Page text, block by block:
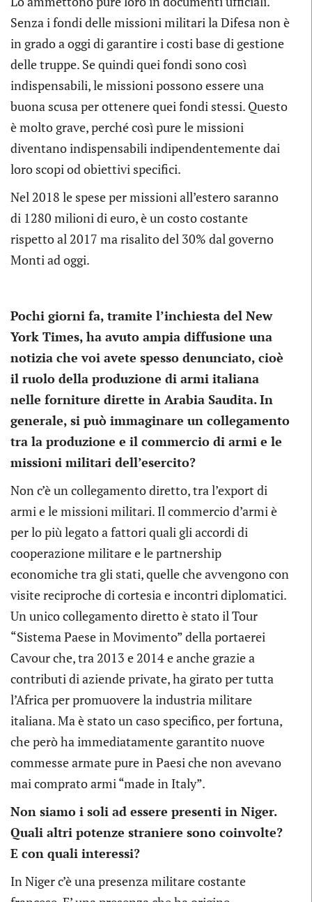
Senza i fondi delle missioni militari la Difesa non è
in grado a oggi di garantire i costi base di gestione
delle truppe. Se quindi quei fondi sono così
indispensabili, le missioni possono essere una
buona scusa per ottenere quei fondi stessi. Questo
è molto grave, perché così pure le missioni
diventano indispensabili indipendentemente dai
loro scopi od obiettivi specifici.
Nel 2018 le spese per missioni all’estero saranno
di 1280 milioni di euro, è un costo costante
rispetto al 2017 ma risalito del 30% dal governo
Monti ad oggi.
Pochi giorni fa, tramite l’inchiesta del New
York Times, ha avuto ampia diffusione una
notizia che voi avete spesso denunciato, cioè
il ruolo della produzione di armi italiana
nelle forniture dirette in Arabia Saudita. In
generale, si può immaginare un collegamento
tra la produzione e il commercio di armi e le
missioni militari dell’esercito?
Non c’è un collegamento diretto, tra l’export di
armi e le missioni militari. Il commercio d’armi è
per lo più legato a fattori quali gli accordi di
cooperazione militare e le partnership
economiche tra gli stati, quelle che avvengono con
visite reciproche di cortesia e incontri diplomatici.
Un unico collegamento diretto è stato il Tour
“Sistema Paese in Movimento” della portaerei
Cavour che, tra 2013 e 2014 e anche grazie a
contributi di aziende private, ha girato per tutta
l’Africa per promuovere la industria militare
italiana. Ma è stato un caso specifico, per fortuna,
che però ha immediatamente garantito nuove
commesse armate pure in Paesi che non avevano
mai comprato armi “made in Italy”.
Non siamo i soli ad essere presenti in Niger.
Quali altri potenze straniere sono coinvolte?
E con quali interessi?
In Niger c’è una presenza militare costante